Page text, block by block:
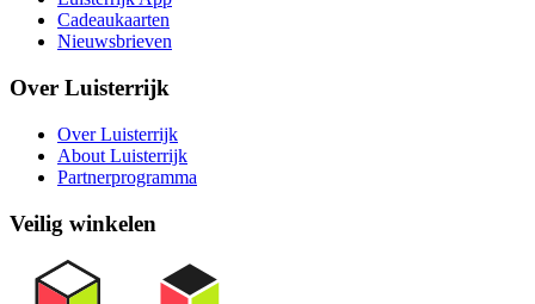
Cadeaukaarten
Nieuwsbrieven
Over Luisterrijk
Over Luisterrijk
About Luisterrijk
Partnerprogramma
Veilig winkelen